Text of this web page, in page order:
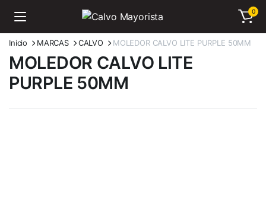
0
Inicio MARCAS CALVO MOLEDOR CALVO LITE PURPLE 50MM
MOLEDOR CALVO LITE
PURPLE 50MM